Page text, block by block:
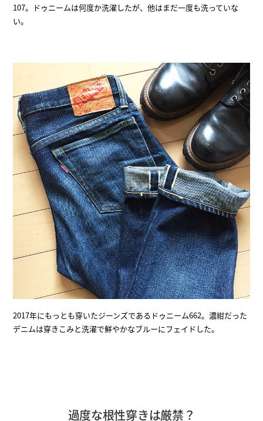
107。ドゥニームは何度か洗濯したが、他はまだ一度も洗っていな
い。
2017年にもっとも穿いたジーンズであるドゥニーム662。濃紺だった
デニムは穿きこみと洗濯で鮮やかなブルーにフェイドした。
過度な根性穿きは厳禁？